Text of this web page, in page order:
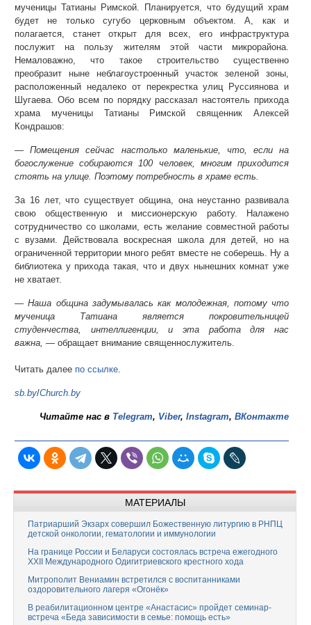
мученицы Татианы Римской. Планируется, что будущий храм
будет не только сугубо церковным объектом. А, как и
полагается, станет открыт для всех, его инфраструктура
послужит на пользу жителям этой части микрорайона.
Немаловажно, что такое строительство существенно
преобразит ныне неблагоустроенный участок зеленой зоны,
расположенный недалеко от перекрестка улиц Руссиянова и
Шугаева. Обо всем по порядку рассказал настоятель прихода
храма мученицы Татианы Римской священник Алексей
Кондрашов:
—Помещения сейчас настолько маленькие, что, если на
богослужение собираются 100 человек, многим приходится
стоять на улице. Поэтому потребность в храме есть.
За 16 лет, что существует община, она неустанно развивала
свою общественную и миссионерскую работу. Налажено
сотрудничество со школами, есть желание совместной работы
с вузами. Действовала воскресная школа для детей, но на
ограниченной территории много ребят вместе не соберешь. Ну а
библиотека у прихода такая, что и двух нынешних комнат уже
не хватает.
—Наша община задумывалась как молодежная, потому что
мученица Татиана является покровительницей
студенчества, интеллигенции, и эта работа для нас
важна, — обращает внимание священнослужитель.
Читать далее по ссылке.
sb.by/Church.by
Читайте нас в Telegram, Viber,Instagram,ВКонтакте
МАТЕРИАЛЫ
Патриарший Экзарх совершил Божественную литургию в РНПЦ
детской онкологии, гематологии и иммунологии
На границе России и Беларуси состоялась встреча ежегодного
XXII Международного Одигитриевского крестного хода
Митрополит Вениамин встретился с воспитанниками
оздоровительного лагеря «Огонёк»
В реабилитационном центре «Анастасис» пройдет семинар-
встреча «Беда зависимости в семье: помощь есть»